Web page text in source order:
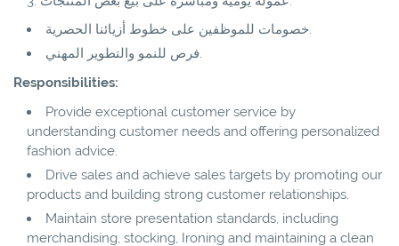
خصومات للموظفين على خطوط أزيائنا الحصرية.
فرص للنمو والتطوير المهني.
Responsibilities:
Provide exceptional customer service by
understanding customer needs and offering personalized
fashion advice.
Drive sales and achieve sales targets by promoting our
products and building strong customer relationships.
Maintain store presentation standards, including
merchandising, stocking, Ironing and maintaining a clean